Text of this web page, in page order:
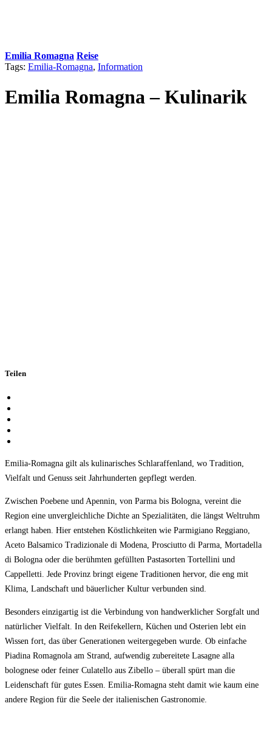
Emilia Romagna Reise
Tags: Emilia-Romagna, Information
Emilia Romagna – Kulinarik
Teilen
Emilia-Romagna gilt als kulinarisches Schlaraffenland, wo Tradition,
Vielfalt und Genuss seit Jahrhunderten gepflegt werden.
Zwischen Poebene und Apennin, von Parma bis Bologna, vereint die
Region eine unvergleichliche Dichte an Spezialitäten, die längst Weltruhm
erlangt haben. Hier entstehen Köstlichkeiten wie Parmigiano Reggiano,
Aceto Balsamico Tradizionale di Modena, Prosciutto di Parma, Mortadella
di Bologna oder die berühmten gefüllten Pastasorten Tortellini und
Cappelletti. Jede Provinz bringt eigene Traditionen hervor, die eng mit
Klima, Landschaft und bäuerlicher Kultur verbunden sind.
Besonders einzigartig ist die Verbindung von handwerklicher Sorgfalt und
natürlicher Vielfalt. In den Reifekellern, Küchen und Osterien lebt ein
Wissen fort, das über Generationen weitergegeben wurde. Ob einfache
Piadina Romagnola am Strand, aufwendig zubereitete Lasagne alla
bolognese oder feiner Culatello aus Zibello – überall spürt man die
Leidenschaft für gutes Essen. Emilia-Romagna steht damit wie kaum eine
andere Region für die Seele der italienischen Gastronomie.